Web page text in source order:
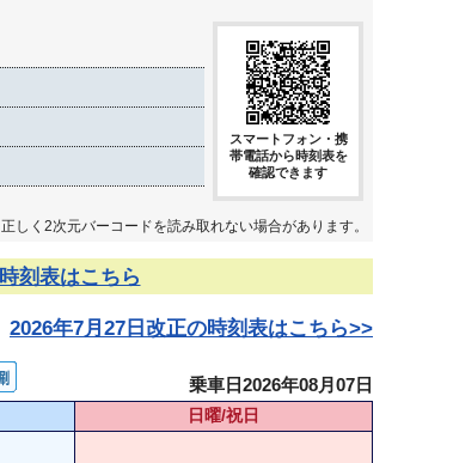
スマートフォン・携
帯電話から時刻表を
確認できます
しく2次元バーコードを読み取れない場合があります。
刻表はこちら
2026年7月27日改正の時刻表はこちら>>
乗車日2026年08月07日
日曜/祝日